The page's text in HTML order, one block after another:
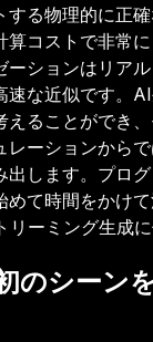
る物理的に正
算コストで非常
ーションはリア
速な近似です。
えることができ
レーションから
出します。プロ
て時間をかけて
ーミング生成に
のシーン